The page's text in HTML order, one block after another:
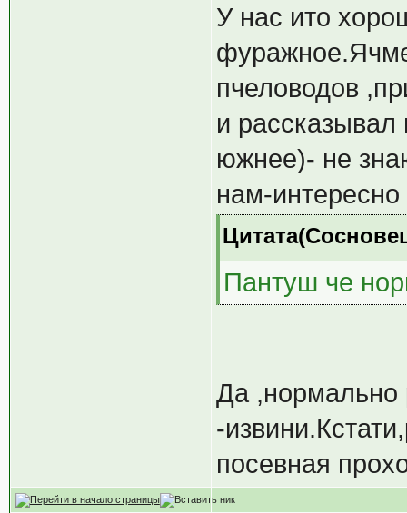
У нас ито
пчеловодов
и
южнее)- не
нам-интересно
Пантуш че
Да ,нормально
-
посевная